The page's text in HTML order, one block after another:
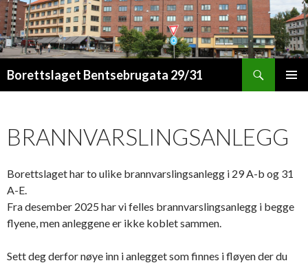
Borettslaget Bentsebrugata 29/31
BRANNVARSLINGSANLEGG
Borettslaget har to ulike brannvarslingsanlegg i 29 A-b og 31
A-E.
Fra desember 2025 har vi felles brannvarslingsanlegg i begge
flyene, men anleggene er ikke koblet sammen.
Sett deg derfor nøye inn i anlegget som finnes i fløyen der du